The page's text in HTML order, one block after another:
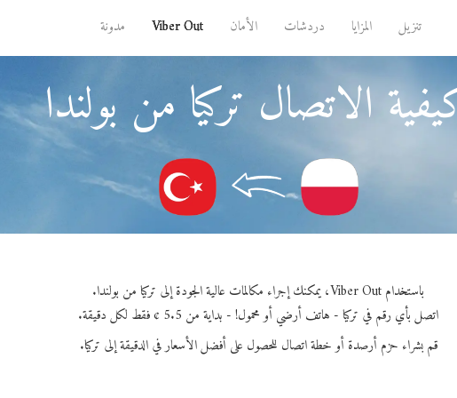
تنزيل المزايا دردشات الأمان Viber Out مدونة
الاتصال تركيا من بولندا
باستخدام Viber Out، يمكنك إجراء مكالمات عالية الجودة إلى تركيا من بولندا.
اتصل بأي رقم في تركيا - هاتف أرضي أو محمول! - بداية من 5.5 ¢ فقط لكل دقيقة.
قم بشراء حزم أرصدة أو خطة اتصال للحصول على أفضل الأسعار في الدقيقة إلى تركيا.